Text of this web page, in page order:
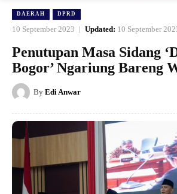
DAERAH DPRD
10 September 2023 Updated: 10 September
Penutupan Masa Sidang
Bogor’ Ngariung Bareng
By Edi Anwar